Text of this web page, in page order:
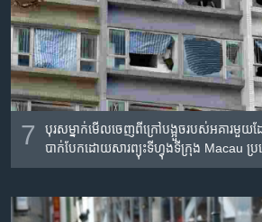
7
បុរស​ម្នាក់​មើលចេញ​ពី​ក្រៅ​បង្អួច​របស់​អគារ​មួ
បាក់បែក​ដោយ​សារ​ព្យុះទីហ្វុង​ទីក្រុង Macau ប្